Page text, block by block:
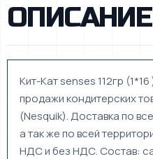
ОПИСАНИЕ
Кит-Кат senses 112гр
продажи кондитерских
(Nesquik). Доставка по
а так же по всей
НДС и без НДС. Состав: